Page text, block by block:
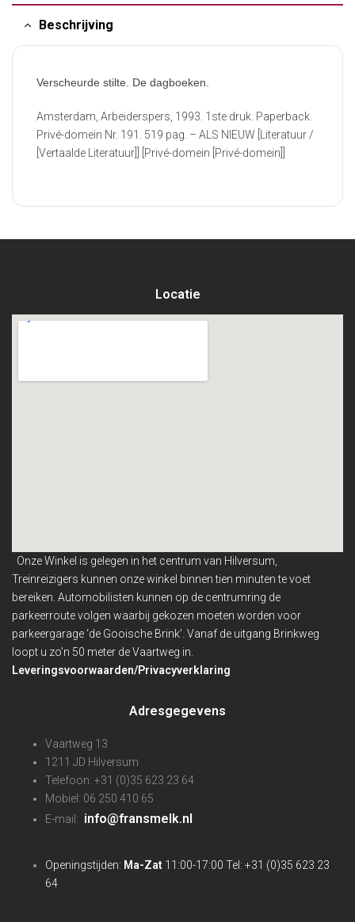
Beschrijving
Verscheurde stilte. De dagboeken.
Amsterdam, Arbeiderspers, 1993. 1ste druk. Paperback.
Privé-domein Nr. 191. 519 pag. – ALS NIEUW [Literatuur /
[Vertaalde Literatuur]] [Privé-domein [Privé-domein]]
Locatie
Onze Winkel is gelegen in het centrum van Hilversum,
Treinreizigers kunnen onze winkel binnentien minuten te voet
bereiken. Automobilisten kunnen op de centrumring de
parkeerroute volgen waarbij gekozen moeten worden voor
parkeergarage ‘de Gooische Brink’. Vanaf de uitgang Brinkweg
loopt u zo’n 50 meter de Vaartweg in.
Leveringsvoorwaarden/Privacyverklaring
Adresgegevens
Vaartweg 13
1211 JD Hilversum
Telefoon: +31 (0)35 623 23 64
Mobiel: 06 250 410 65
E-mail: info@fransmelk.nl
Openingstijden: Ma-Zat 11:00-17:00 Tel: +31 (0)35 623 23
64